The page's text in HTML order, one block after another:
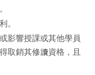
。
影響授課或其他學員
取銷其修讀資格，且